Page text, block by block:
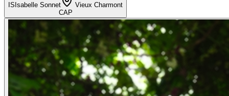
IS Isabelle Sonnet
Vieux Charmont
CAP